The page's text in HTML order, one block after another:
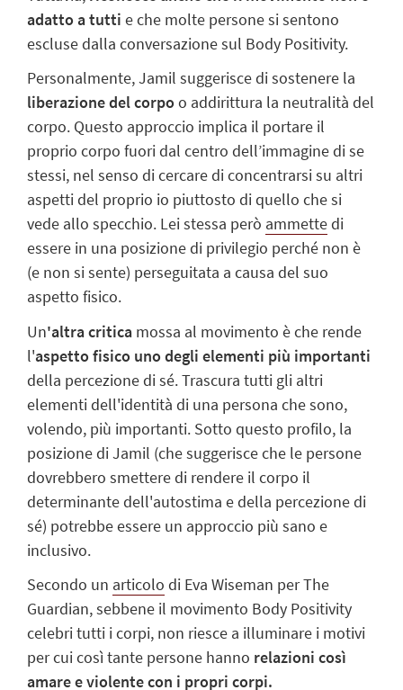
adatto a tutti e che molte persone si sentono
escluse dalla conversazione sul Body Positivity.
Personalmente, Jamil suggerisce di sostenere la
liberazione del corpoo addirittura la neutralità del
corpo. Questo approccio implica il portare il
proprio corpo fuori dal centro dell’immagine di se
stessi, nel senso di cercare di concentrarsi su altri
aspetti del proprio io piuttosto di quello che si
vede allo specchio. Lei stessa però ammettedi
essere in una posizione di privilegio perché non è
(e non si sente) perseguitata a causa del suo
aspetto fisico.
Un'altra critica mossa al movimento è che rende
l'aspetto fisico uno degli elementi più importanti
della percezione di sé. Trascura tutti gli altri
elementi dell'identità di una persona che sono,
volendo, più importanti. Sotto questo profilo, la
posizione di Jamil (che suggerisce che le persone
dovrebbero smettere di rendere il corpo il
determinante dell'autostima e della percezione di
sé) potrebbe essere un approccio più sano e
inclusivo.
Secondo un articolo di Eva Wiseman per The
Guardian, sebbene il movimento Body Positivity
celebri tutti i corpi, non riesce a illuminare i motivi
per cui così tante persone hanno relazioni così
amare e violente con i propri corpi.